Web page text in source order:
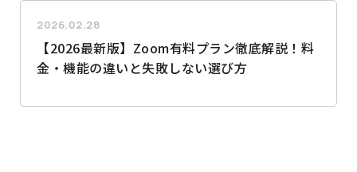
2026.02.28
【2026最新版】Zoom有料プラン徹底解説！料
金・機能の違いと失敗しない選び方